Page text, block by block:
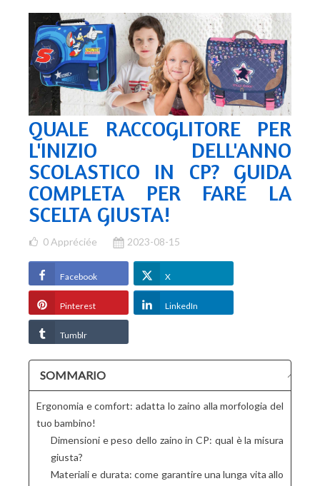
QUALE RACCOGLITORE PER
L'INIZIO DELL'ANNO
SCOLASTICO IN CP? GUIDA
COMPLETA PER FARE LA
SCELTA GIUSTA!
0 Appréciée 2023-08-15
Facebook X
Pinterest LinkedIn
Tumblr
SOMMARIO
Ergonomia e comfort: adatta lo zaino alla morfologia del
tuo bambino!
Dimensioni e peso dello zaino in CP: qual è la misura
giusta?
Materiali e durata: come garantire una lunga vita allo